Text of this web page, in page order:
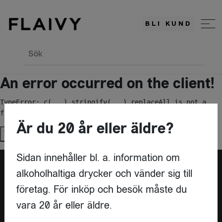
BLI KUND
Sök
An error occurred on the client!
TypeError: c(...).stringify(...).replaceAll is not a
function
Try again
Är du leverantör?
Är du 20 år eller äldre?
Sidan innehåller bl. a. information om
alkoholhaltiga drycker och vänder sig till
företag. För inköp och besök måste du
vara 20 år eller äldre.